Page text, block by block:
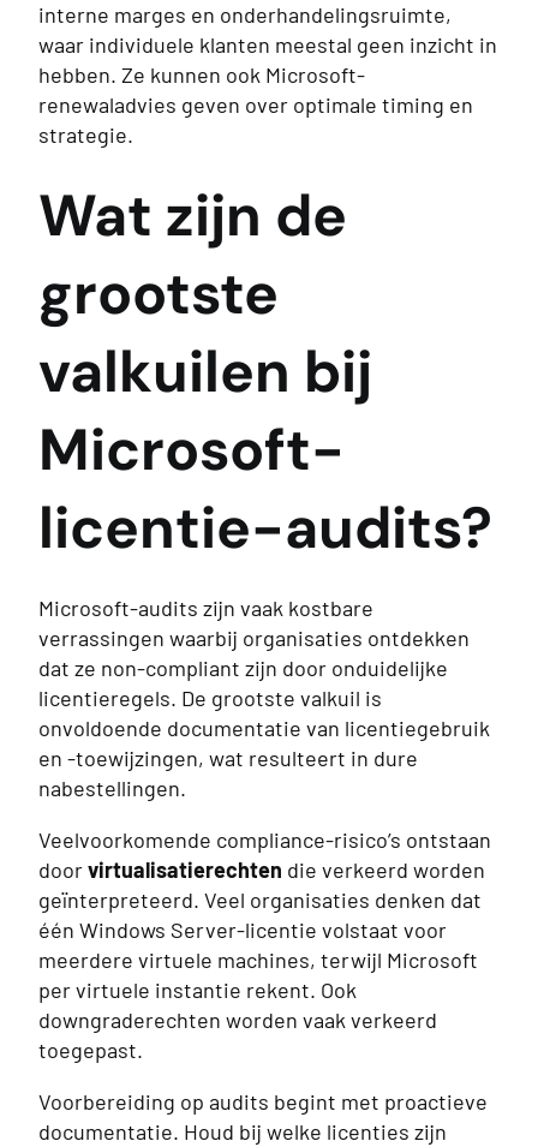
interne marges en onderhandelingsruimte,
waar individuele klanten meestal geen inzicht in
hebben. Ze kunnen ook Microsoft-
renewaladvies geven over optimale timing en
strategie.
Wat zijn de
grootste
valkuilen bij
Microsoft-
licentie-audits?
Microsoft-audits zijn vaak kostbare
verrassingen waarbij organisaties ontdekken
dat ze non-compliant zijn door onduidelijke
licentieregels. De grootste valkuil is
onvoldoende documentatie van licentiegebruik
en -toewijzingen, wat resulteert in dure
nabestellingen.
Veelvoorkomende compliance-risico’s ontstaan
doorvirtualisatierechten die verkeerd worden
geïnterpreteerd. Veel organisaties denken dat
één Windows Server-licentie volstaat voor
meerdere virtuele machines, terwijl Microsoft
per virtuele instantie rekent. Ook
downgraderechten worden vaak verkeerd
toegepast.
Voorbereiding op audits begint met proactieve
documentatie. Houd bij welke licenties zijn